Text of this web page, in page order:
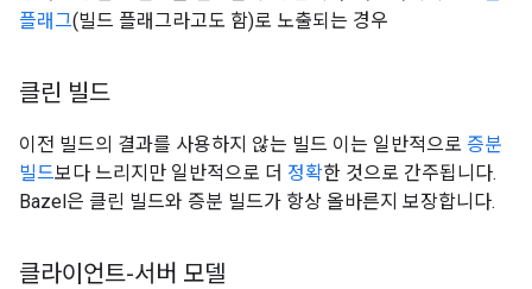
플래그(빌드 플래그라고도 함)로 노출되는 경우
클린 빌드
이전 빌드의 결과를 사용하지 않는 빌드 이는 일반적으로 증분
빌드보다 느리지만 일반적으로 더 정확한 것으로 간주됩니다.
Bazel은 클린 빌드와 증분 빌드가 항상 올바른지 보장합니다.
클라이언트-서버 모델